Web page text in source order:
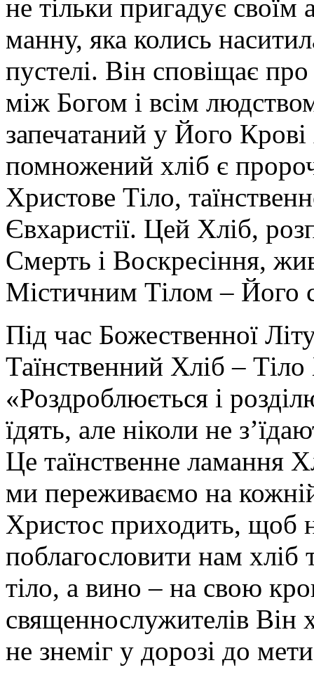
не тільки пригадує
манну, яка колись
пустелі. Він сповіщає
між Богом і всім
запечатаний у Його
помножений хліб є
Христове Тіло,
Євхаристії. Цей Хліб,
Смерть і Воскресіння,
Містичним Тілом – Його
Під час Божественної
Таїнственний Хліб –
«Роздроблюється і
їдять, але ніколи не
Це таїнственне ламання
ми переживаємо на
Христос приходить, щоб
поблагословити нам хліб
тіло, а вино – на свою
священнослужителів Він
не знеміг у дорозі до